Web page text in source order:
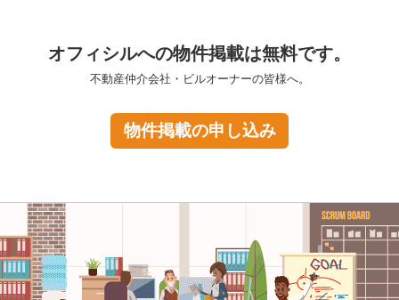
オフィシルへの物件掲載は無料です。
不動産仲介会社・ビルオーナーの皆様へ。
物件掲載の申し込み